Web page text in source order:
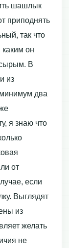
шашлык
приподнять
так что
он
В
из
два
я знаю что
от
если
Выглядят
из
желать
не